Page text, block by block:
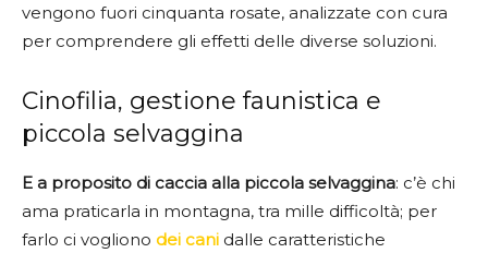
vengono fuori cinquanta rosate, analizzate con cura
per comprendere gli effetti delle diverse soluzioni.
Cinofilia, gestione faunistica e
piccola selvaggina
E a proposito di caccia alla piccola selvaggina: c’è chi
ama praticarla in montagna, tra mille difficoltà; per
farlo ci vogliono dei cani dalle caratteristiche